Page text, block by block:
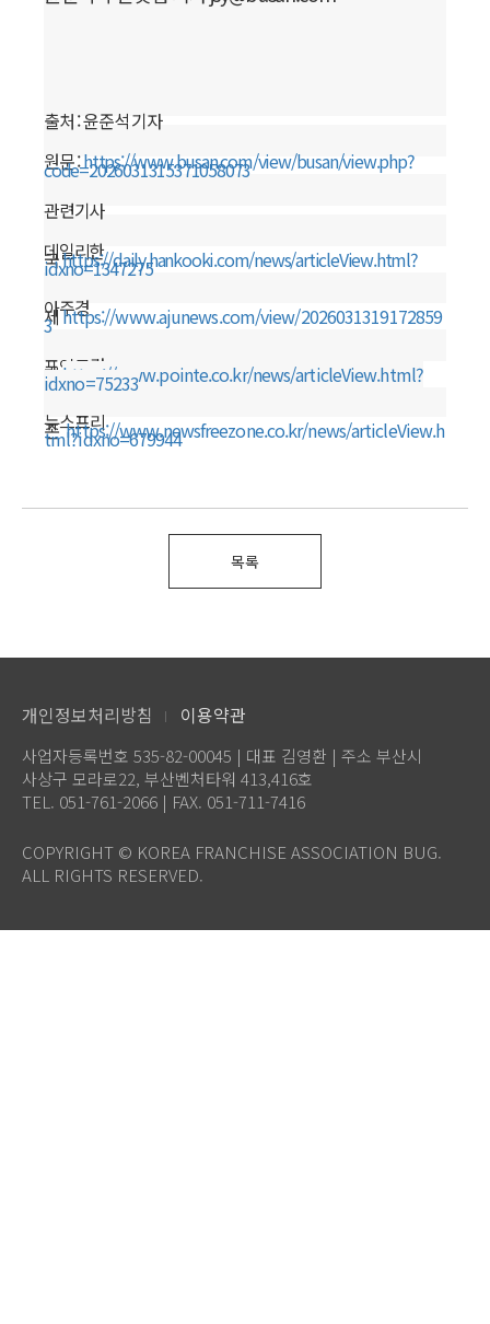
출처 : 윤준석 기자
원문 :https://www.busan.com/view/busan/view.php?
code=2026031315371058073
관련기사
데일리한
국https://daily.hankooki.com/news/articleView.html?
idxno=1347275
아주경
제https://www.ajunews.com/view/2026031319172859
3
포인트경
제https://www.pointe.co.kr/news/articleView.html?
idxno=75233
뉴스프리
존https://www.newsfreezone.co.kr/news/articleView.h
tml?idxno=679944
목록
개인정보처리방침 이용약관
사업자등록번호 535-82-00045 | 대표 김영환 | 주소 부산시
사상구 모라로22, 부산벤처타워 413,416호
TEL. 051-761-2066 | FAX. 051-711-7416
COPYRIGHT © KOREA FRANCHISE ASSOCIATION BUG.
ALL RIGHTS RESERVED.